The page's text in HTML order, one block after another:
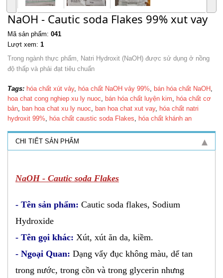
NaOH - Cautic soda Flakes 99% xut vay
Mã sản phẩm: 041
Lượt xem: 1
Trong ngành thực phẩm, Natri Hydroxit (NaOH) được sử dụng ở nồng
độ thấp và phải đạt tiêu chuẩn
Tags: hóa chất xút vảy, hóa chất NaOH vảy 99%, bán hóa chất NaOH ,
hoa chat cong nghiep xu ly nuoc, bán hóa chất luyện kim, hóa chất cơ
bản, ban hoa chat xu ly nuoc, ban hoa chat xut vay, hóa chất natri
hydroxit 99%, hóa chất caustic soda Flakes, hóa chất khánh an
CHI TIẾT SẢN PHẨM
NaOH - Cautic soda Flakes
- Tên sản phẩm: Cautic soda flakes, Sodium
Hydroxide
- Tên gọi khác: Xút, xút ăn da, kiềm.
- Ngoại Quan: Dạng vẩy đục không màu, dể tan
trong nước, trong cồn và trong glycerin nhưng